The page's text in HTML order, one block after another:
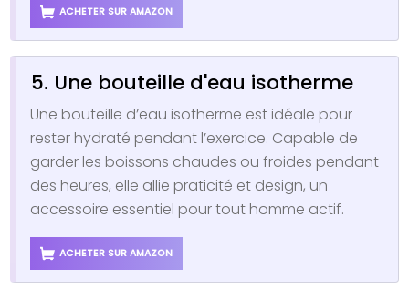
ACHETER SUR AMAZON
5. Une bouteille d'eau isotherme
Une bouteille d’eau isotherme est idéale pour
rester hydraté pendant l’exercice. Capable de
garder les boissons chaudes ou froides pendant
des heures, elle allie praticité et design, un
accessoire essentiel pour tout homme actif.
ACHETER SUR AMAZON